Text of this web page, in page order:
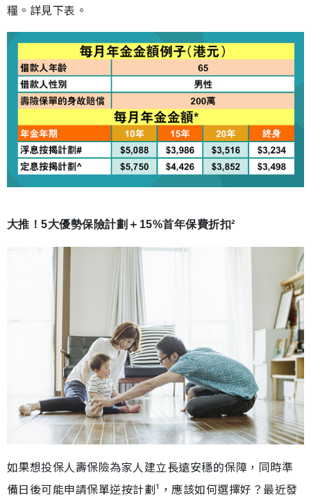
糧。詳見下表。
大推！5大優勢保險計劃＋15%首年保費折扣²
如果想投保人壽保險為家人建立長遠安穩的保障，同時準
備日後可能申請保單逆按計劃¹，應該如何選擇好？最近發